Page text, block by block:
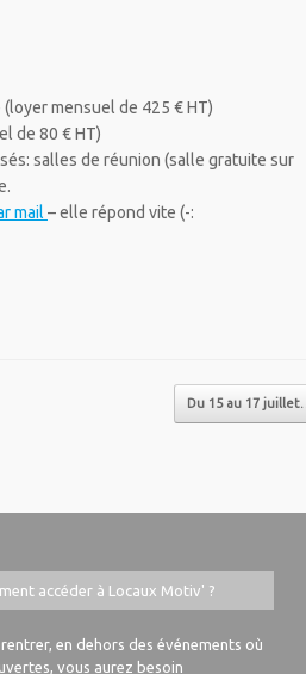
mensuel de 425 € HT)
de 80 € HT)
salles de réunion (salle gratuite sur
mail – elle répond vite (-:
Du 15 au 17
accéder à Locaux Motiv' ?
en dehors des événements où
vous aurez besoin